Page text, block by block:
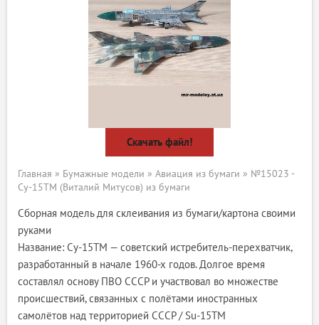
Скачать файл!
Главная » Бумажные модели » Авиация из бумаги » №15023 -
Су-15ТМ (Виталий Митусов) из бумаги
Сборная модель для склеивания из бумаги/картона своими
руками
Название: Су-15ТМ — советский истребитель-перехватчик,
разработанный в начале 1960-х годов. Долгое время
составлял основу ПВО СССР и участвовал во множестве
происшествий, связанных с полётами иностранных
самолётов над территорией СССР / Su-15TM